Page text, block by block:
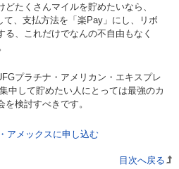
たくさんマイルを貯めたいなら、
、支払方法を「楽Pay」にし、リボ
、これだけでなんの不自由もなく
プラチナ・アメリカン・エキスプレ
中して貯めたい人にとっては最強のカ
検討すべきです。
アメックスに申し込む
目次へ戻る